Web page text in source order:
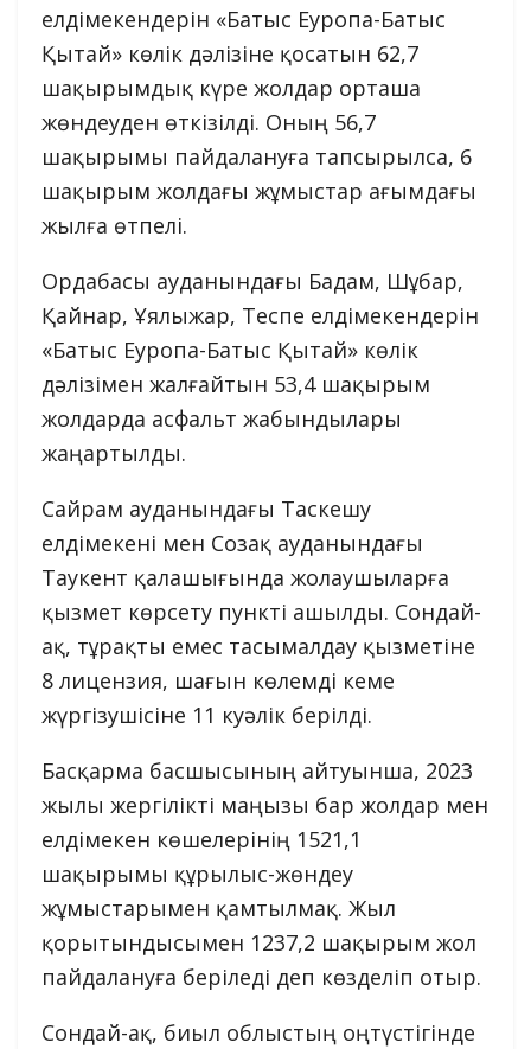
елдімекендерін «Батыс Еуропа-Батыс
Қытай» көлік дәлізіне қосатын 62,7
шақырымдық күре жолдар орташа
жөндеуден өткізілді. Оның 56,7
шақырымы пайдалануға тапсырылса, 6
шақырым жолдағы жұмыстар ағымдағы
жылға өтпелі.
Ордабасы ауданындағы Бадам, Шұбар,
Қайнар, Ұялыжар, Теспе елдімекендерін
«Батыс Еуропа-Батыс Қытай» көлік
дәлізімен жалғайтын 53,4 шақырым
жолдарда асфальт жабындылары
жаңартылды.
Сайрам ауданындағы Таскешу
елдімекені мен Созақ ауданындағы
Таукент қалашығында жолаушыларға
қызмет көрсету пункті ашылды. Сондай-
ақ, тұрақты емес тасымалдау қызметіне
8 лицензия, шағын көлемді кеме
жүргізушісіне 11 куәлік берілді.
Басқарма басшысының айтуынша, 2023
жылы жергілікті маңызы бар жолдар мен
елдімекен көшелерінің 1521,1
шақырымы құрылыс-жөндеу
жұмыстарымен қамтылмақ. Жыл
қорытындысымен 1237,2 шақырым жол
пайдалануға беріледі деп көзделіп отыр.
Сондай-ақ, биыл облыстың оңтүстігінде